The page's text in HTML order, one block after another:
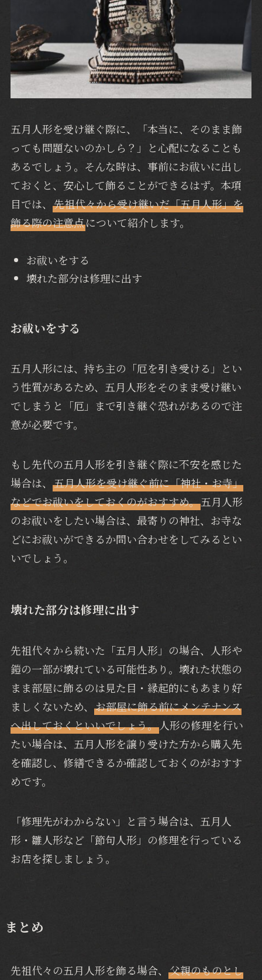
五月人形を受け継ぐ際に、「本当に、そのまま飾
っても問題ないのかしら？」と心配になることも
あるでしょう。そんな時は、事前にお祓いに出し
ておくと、安心して飾ることができるはず。本項
目では、 先祖代々から受け継いだ「五月人形」を
飾る際の注意点について紹介します。
お祓いをする
壊れた部分は修理に出す
お祓いをする
五月人形には、持ち主の「厄を引き受ける」とい
う性質があるため、五月人形をそのまま受け継い
でしまうと「厄」まで引き継ぐ恐れがあるので注
意が必要です。
もし先代の五月人形を引き継ぐ際に不安を感じた
場合は、 五月人形を受け継ぐ前に「神社・お寺」
などでお祓いをしておくのがおすすめ。五月人形
のお祓いをしたい場合は、最寄りの神社、お寺な
どにお祓いができるか問い合わせをしてみるとい
いでしょう。
壊れた部分は修理に出す
先祖代々から続いた「五月人形」の場合、人形や
鎧の一部が壊れている可能性あり。壊れた状態の
まま部屋に飾るのは見た目・縁起的にもあまり好
ましくないため、 お部屋に飾る前にメンテナンス
へ出しておくといいでしょう。人形の修理を行い
たい場合は、五月人形を譲り受けた方から購入先
を確認し、修繕できるか確認しておくのがおすす
めです。
「修理先がわからない」と言う場合は、五月人
形・雛人形など「節句人形」の修理を行っている
お店を探しましょう。
まとめ
先祖代々の五月人形を飾る場合、 父親のものとし